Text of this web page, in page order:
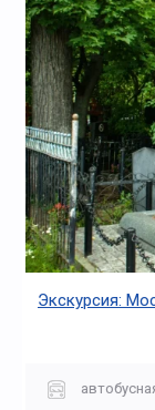
Экскурсия: